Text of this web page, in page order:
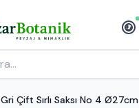
₺
Gri Çift Sırlı Saksı No 4 Ø27cm